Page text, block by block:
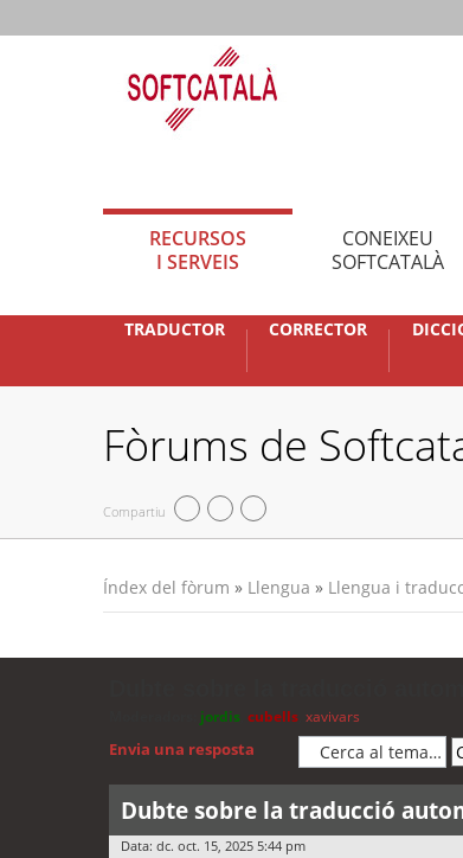
RECURSOS
I SERVEIS
CONEIXEU
SOFTCATALÀ
TRADUCTOR CORRECTOR
Fòrums de
Compartiu
Índex del fòrum » Llengua » Llengua i
jordis cubells xavivars
Envia una resposta
Dubte sobre la traducció
Data: dc. oct. 15, 2025 5:44 pm